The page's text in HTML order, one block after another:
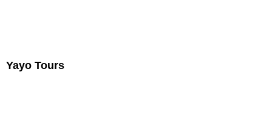
Yayo Tours